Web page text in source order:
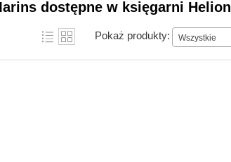
dostępne w księgarni Helion
Pokaż produkty: Wszystkie